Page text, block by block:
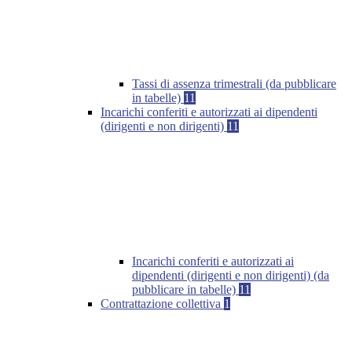
Tassi di assenza trimestrali (da pubblicare
in tabelle) 11
Incarichi conferiti e autorizzati ai dipendenti
(dirigenti e non dirigenti) 11
Incarichi conferiti e autorizzati ai
dipendenti (dirigenti e non dirigenti) (da
pubblicare in tabelle) 11
Contrattazione collettiva 1